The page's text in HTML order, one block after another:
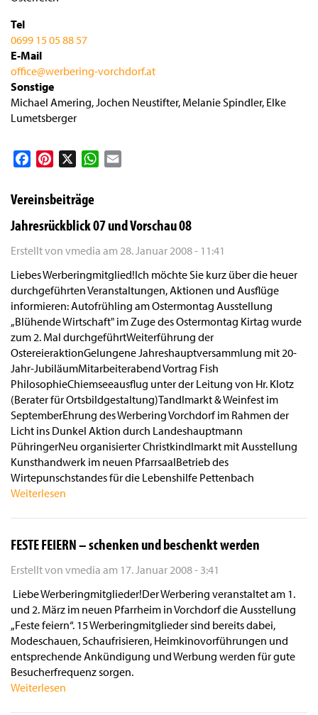
Tel
0699 15 05 88 57
E-Mail
office@werbering-vorchdorf.at
Sonstige
Michael Amering, Jochen Neustifter, Melanie Spindler, Elke
Lumetsberger
FacebookPinterest WhatsApp
Vereinsbeiträge
Jahresrückblick 07 und Vorschau 08
Erstellt von vmedia am 28. Januar 2008 - 11:41
Liebes Werberingmitglied!Ich möchte Sie kurz über die heuer
durchgeführten Veranstaltungen, Aktionen und Ausflüge
informieren: Autofrühling am Ostermontag Ausstellung
„Blühende Wirtschaft" im Zuge des Ostermontag Kirtag wurde
zum 2. Mal durchgeführtWeiterführung der
OstereieraktionGelungene Jahreshauptversammlung mit 20-
Jahr-JubiläumMitarbeiterabend Vortrag Fish
PhilosophieChiemseeausflug unter der Leitung von Hr. Klotz
(Berater für Ortsbildgestaltung)Tandlmarkt & Weinfest im
SeptemberEhrung des Werbering Vorchdorf im Rahmen der
Licht ins Dunkel Aktion durch Landeshauptmann
PühringerNeu organisierter Christkindlmarkt mit Ausstellung
Kunsthandwerk im neuen PfarrsaalBetrieb des
Wirtepunschstandes für die Lebenshilfe Pettenbach
Weiterlesen
FESTE FEIERN – schenken und beschenkt werden
Erstellt von vmedia am 17. Januar 2008 - 3:41
Liebe Werberingmitglieder!Der Werbering veranstaltet am 1.
und 2. März im neuen Pfarrheim in Vorchdorf die Ausstellung
„Feste feiern“. 15 Werberingmitglieder sind bereits dabei,
Modeschauen, Schaufrisieren, Heimkinovorführungen und
entsprechende Ankündigung und Werbung werden für gute
Besucherfrequenz sorgen.
Weiterlesen